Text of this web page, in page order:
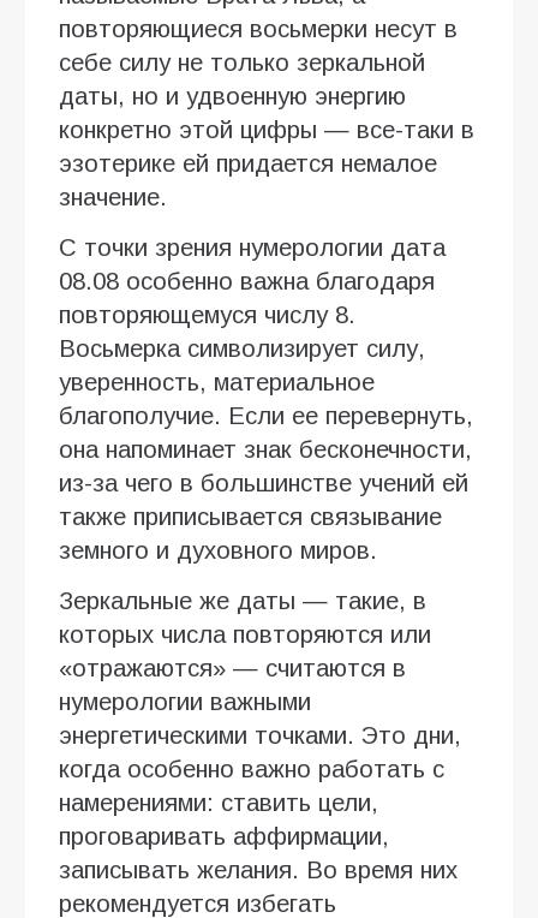
повторяющиеся восьмерки несут в
себе силу не только зеркальной
даты, но и удвоенную энергию
конкретно этой цифры — все-таки в
эзотерике ей придается немалое
значение.
С точки зрения нумерологии дата
08.08 особенно важна благодаря
повторяющемуся числу 8.
Восьмерка символизирует силу,
уверенность, материальное
благополучие. Если ее перевернуть,
она напоминает знак бесконечности,
из-за чего в большинстве учений ей
также приписывается связывание
земного и духовного миров.
Зеркальные же даты — такие, в
которых числа повторяются или
«отражаются» — считаются в
нумерологии важными
энергетическими точками. Это дни,
когда особенно важно работать с
намерениями: ставить цели,
проговаривать аффирмации,
записывать желания. Во время них
рекомендуется избегать